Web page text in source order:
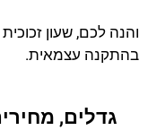
והנה לכם, שעון
בהתקנה עצמאית.
גדלים,